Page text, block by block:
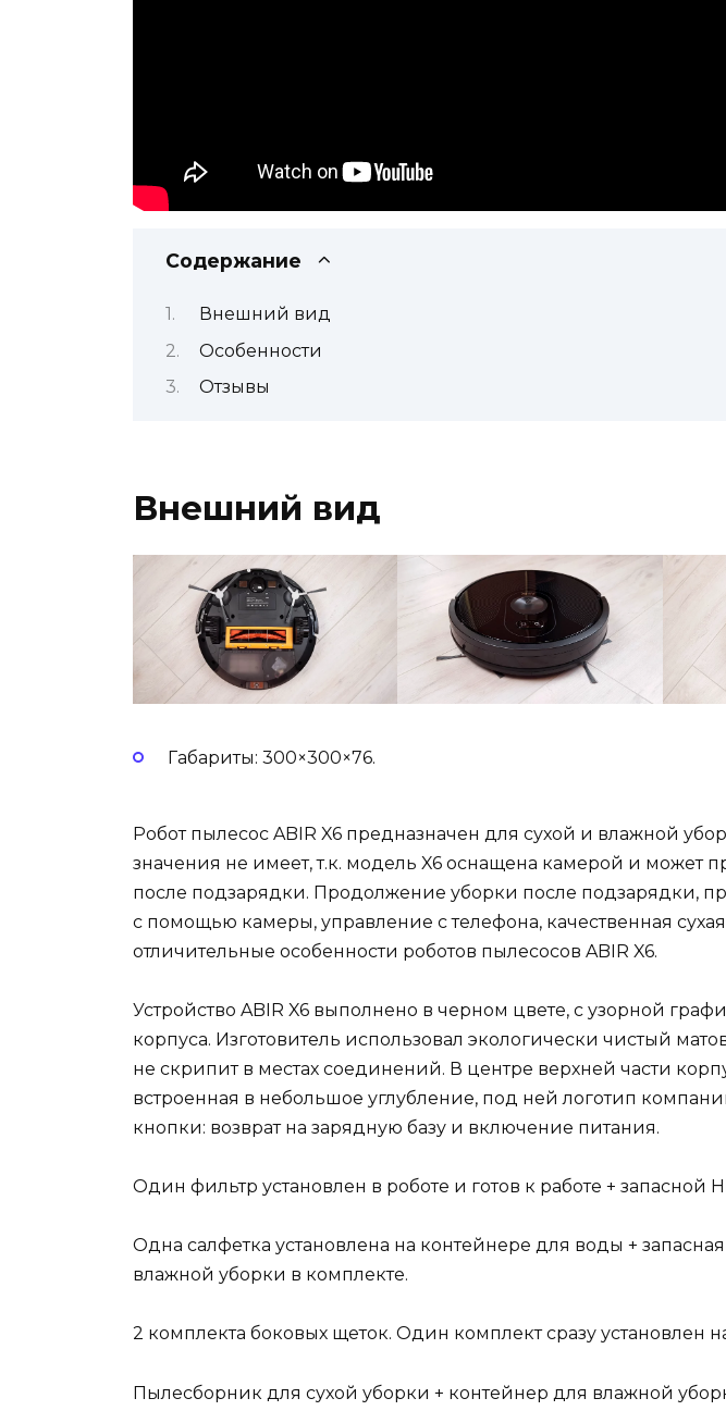
Содержание
Внешний вид
Особенности
Отзывы
Внешний вид
Габариты: 300×300×76.
Робот пылесос ABIR X6 предназначен для сухой и влажной
значения не имеет, т.к. модель X6 оснащена камерой и может
после подзарядки. Продолжение уборки после подзарядки,
с помощью камеры, управление с телефона, качественная
отличительные особенности роботов пылесосов ABIR X6.
Устройство ABIR X6 выполнено в черном цвете, с узорной
корпуса. Изготовитель использовал экологически чистый
не скрипит в местах соединений. В центре верхней части
встроенная в небольшое углубление, под ней логотип
кнопки: возврат на зарядную базу и включение питания.
Один фильтр установлен в роботе и готов к работе + запасной
Одна салфетка установлена на контейнере для воды +
влажной уборки в комплекте.
2 комплекта боковых щеток. Один комплект сразу установлен
Пылесборник для сухой уборки + контейнер для влажной